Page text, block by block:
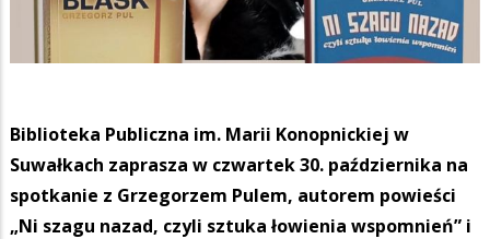
Biblioteka Publiczna im. Marii Konopnickiej w
Suwałkach zaprasza w czwartek 30. października na
spotkanie z Grzegorzem Pulem, autorem powieści
„Ni szagu nazad, czyli sztuka łowienia wspomnień” i